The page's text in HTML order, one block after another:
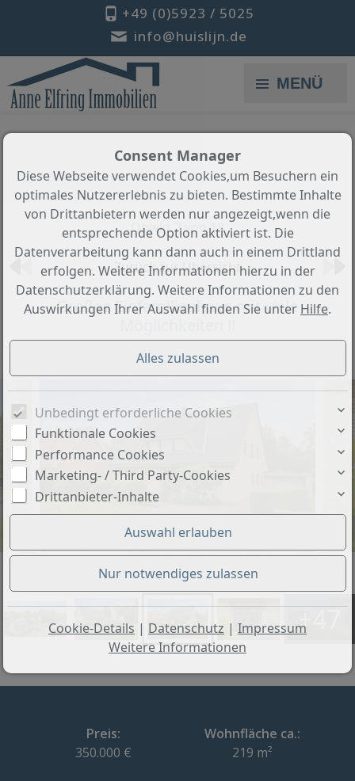
MENÜ
+49 (0)5923 / 5025
info@huislijn.de
Objekt 2 von 18
Zurück zur Übersicht
Großes Einfamilienhaus mit viele
Objekt-Nr.: LS-10925
+47
Preis:
350.000 €
Wohnfläche ca.:
219 m²
Consent Manager
Diese Webseite verwendet Cookies,um Besuchern ein
optimales Nutzererlebnis zu bieten. Bestimmte Inhalte
von Drittanbietern werden nur angezeigt,wenn die
entsprechende Option aktiviert ist. Die
Datenverarbeitung kann dann auch in einem Drittland
erfolgen. Weitere Informationen hierzu in der
Datenschutzerklärung. Weitere Informationen zu den
Auswirkungen Ihrer Auswahl finden Sie unter Hilfe.
Unbedingt erforderliche Cookies
Funktionale Cookies
Performance Cookies
Marketing- / Third Party-Cookies
Drittanbieter-Inhalte
Cookie-Details | Datenschutz | Impressum
Weitere Informationen